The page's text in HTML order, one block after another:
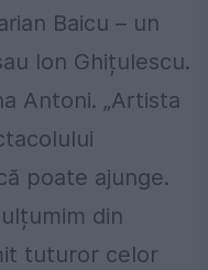
Baicu – un
Ion Ghițulescu.
Antoni. „Artista
poate ajunge.
din
tuturor celor